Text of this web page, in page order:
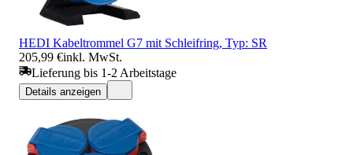
HEDI Kabeltrommel G7 mit Schleifring, Typ: SR
205,99 €inkl. MwSt.
Lieferung bis 1-2 Arbeitstage
Details anzeigen